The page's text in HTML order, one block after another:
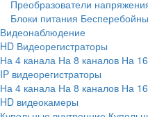
Преобразователи
Блоки питания
Видеонаблюдение
HD Видеорегистраторы
На 4 канала На 8 каналов На
IP видеорегистраторы
На 4 канала На 8 каналов На
HD видеокамеры